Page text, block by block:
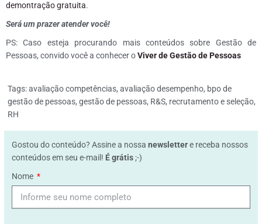
demontração gratuita.
Será um prazer atender você!
PS: Caso esteja procurando mais conteúdos sobre Gestão de
Pessoas, convido você a conhecer oViver de Gestão de Pessoas
Tags:avaliação competências, avaliação desempenho, bpo de
gestão de pessoas, gestão de pessoas, R&S, recrutamento e seleção,
RH
Gostou do conteúdo? Assine a nossa newslettere receba nossos
conteúdos em seu e-mail! É grátis ;-)
Nome